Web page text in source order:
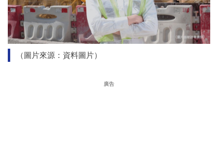
（圖片來源：資料圖片）
廣告